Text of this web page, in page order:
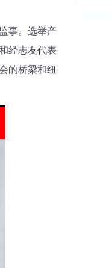
事。选举产
经志友代表
的桥梁和纽